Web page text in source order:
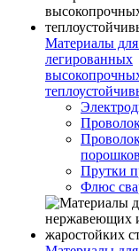
Материалы для
легированных
Прутки
Флюс